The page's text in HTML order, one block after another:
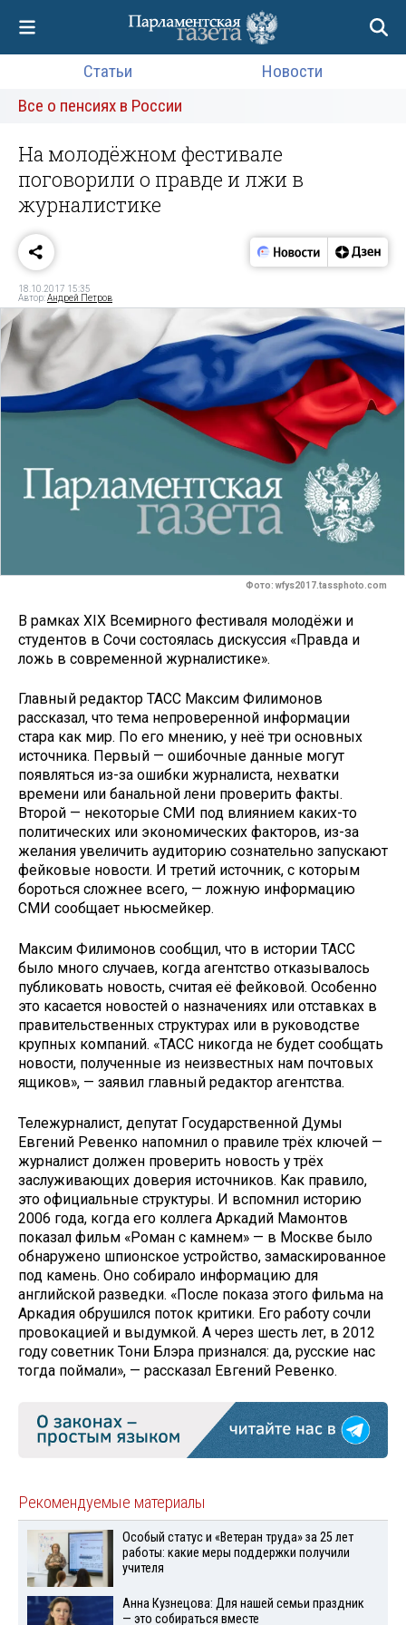
Статьи
Новости
Все о пенсиях в России
На молодёжном фестивале
поговорили о правде и лжи в
журналистике
18.10.2017 15:35
Автор:Андрей Петров
Фото: wfys2017.tassphoto.com
В рамках XIX Всемирного фестиваля молодёжи и
студентов в Сочи состоялась дискуссия «Правда и
ложь в современной журналистике».
Главный редактор ТАСС Максим Филимонов
рассказал, что тема непроверенной информации
стара как мир. По его мнению, у неё три основных
источника. Первый — ошибочные данные могут
появляться из-за ошибки журналиста, нехватки
времени или банальной лени проверить факты.
Второй — некоторые СМИ под влиянием каких-то
политических или экономических факторов, из-за
желания увеличить аудиторию сознательно запускают
фейковые новости. И третий источник, с которым
бороться сложнее всего, — ложную информацию
СМИ сообщает ньюсмейкер.
Максим Филимонов сообщил, что в истории ТАСС
было много случаев, когда агентство отказывалось
публиковать новость, считая её фейковой. Особенно
это касается новостей о назначениях или отставках в
правительственных структурах или в руководстве
крупных компаний. «ТАСС никогда не будет сообщать
новости, полученные из неизвестных нам почтовых
ящиков», — заявил главный редактор агентства.
Тележурналист, депутат Государственной Думы
Евгений Ревенко напомнил о правиле трёх ключей —
журналист должен проверить новость у трёх
заслуживающих доверия источников. Как правило,
это официальные структуры. И вспомнил историю
2006 года, когда его коллега Аркадий Мамонтов
показал фильм «Роман с камнем» — в Москве было
обнаружено шпионское устройство, замаскированное
под камень. Оно собирало информацию для
английской разведки. «После показа этого фильма на
Аркадия обрушился поток критики. Его работу сочли
провокацией и выдумкой. А через шесть лет, в 2012
году советник Тони Блэра признался: да, русские нас
тогда поймали», — рассказал Евгений Ревенко.
Рекомендуемые материалы
Особый статус и «Ветеран труда» за 25 лет
работы: какие меры поддержки получили
учителя
Анна Кузнецова: Для нашей семьи праздник
— это собираться вместе